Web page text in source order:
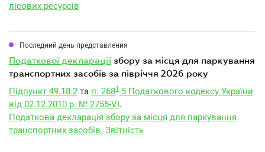
лісових ресурсів
Последний день представления
податкової декларації збору за місця для паркування
транспортних засобів за півріччя 2026 року
Підпункт 49.18.2 та п. 2681 .5 Податкового кодексу України
від 02.12.2010 р. № 2755-VI.
Податкова декларація збору за місця для паркування
транспортних засобів. Звітність